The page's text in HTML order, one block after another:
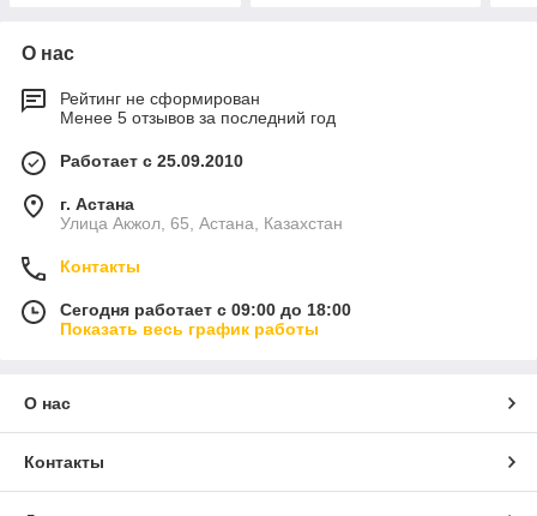
О нас
Рейтинг не сформирован
Менее 5 отзывов за последний год
Работает с 25.09.2010
г. Астана
Улица Акжол, 65, Астана, Казахстан
Контакты
Сегодня работает с 09:00 до 18:00
Показать весь график работы
О нас
Контакты